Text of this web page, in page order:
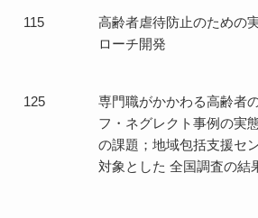
115
高齢者虐待防止のための
ローチ開発
125
専門職がかかわる高齢者
フ・ネグレクト事例の実
の課題；地域包括支援セ
対象とした 全国調査の結